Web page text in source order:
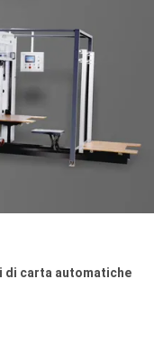
di carta automatiche